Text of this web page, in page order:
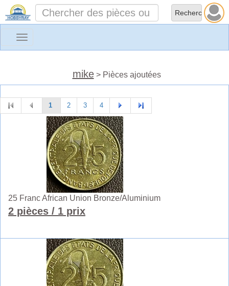
Toggle
mike> Pièces ajoutées
1 2 3 4
25 Franc African Union Bronze/Aluminium
2 pièces / 1 prix